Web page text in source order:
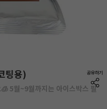
팅용)
5월~9월까지는 아이스박스 필